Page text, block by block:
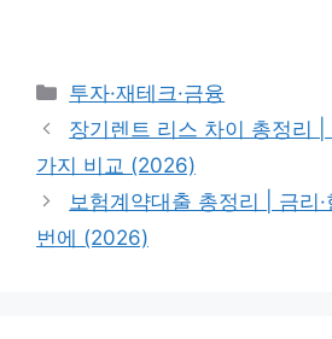
카
테
고
리
투자·재테크·금융
장기렌트 리스 차이 총정리 |
가지 비교 (2026)
보험계약대출 총정리 | 금리
번에 (2026)